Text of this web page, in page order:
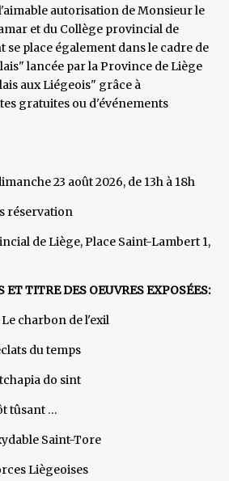
autorisation de Monsieur le
et du Collège provincial de
se place également dans le cadre de
lancée par la Province de Liège
aux Liégeois" grâce à
gratuites ou d'événements
23 août 2026, de 13h à 18h
réservation
de Liège, Place Saint-Lambert 1,
ET TITRE DES OEUVRES EXPOSÉES:
charbon de l'exil
du temps
do sint
tûsant …
Saint-Tore
Liègeoises